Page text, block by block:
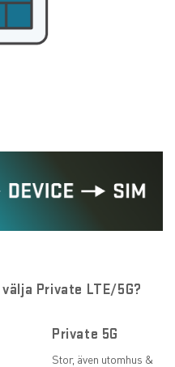
Private LTE/5G?
Private 5G
Stor, även utomhus &